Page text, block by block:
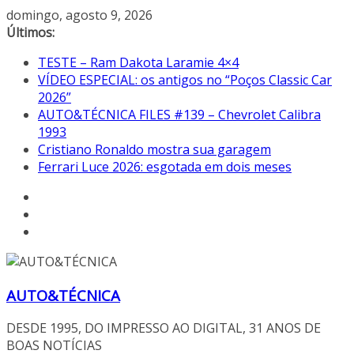
Pular
para
conteúdo
domingo, agosto 9, 2026
Últimos:
TESTE – Ram Dakota Laramie 4×4
VÍDEO ESPECIAL: os antigos no “Poços Classic Car
2026”
AUTO&TÉCNICA FILES #139 – Chevrolet Calibra
1993
Cristiano Ronaldo mostra sua garagem
Ferrari Luce 2026: esgotada em dois meses
AUTO&TÉCNICA
DESDE 1995, DO IMPRESSO AO DIGITAL, 31 ANOS DE
BOAS NOTÍCIAS